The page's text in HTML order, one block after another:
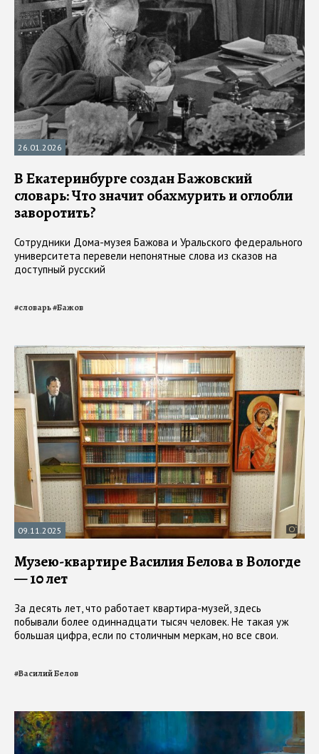
26.01.2026
В Екатеринбурге создан Бажовский
словарь: Что значит обахмурить и оглобли
заворотить?
Сотрудники Дома-музея Бажова и Уральского федерального
университета перевели непонятные слова из сказов на
доступный русский
#словарь#Бажов
09.11.2025
Музею-квартире Василия Белова в Вологде
— 10 лет
За десять лет, что работает квартира-музей, здесь
побывали более одиннадцати тысяч человек. Не такая уж
большая цифра, если по столичным меркам, но все свои.
#Василий Белов